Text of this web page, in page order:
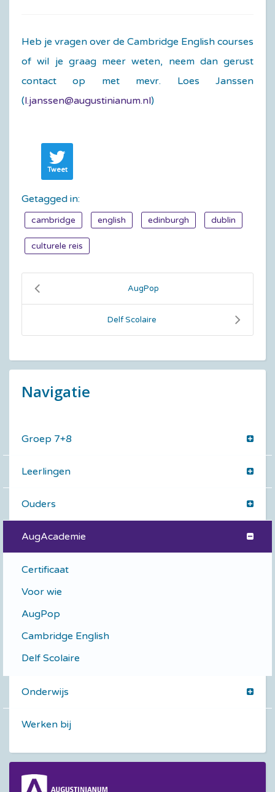
Heb je vragen over de Cambridge English courses
of wil je graag meer weten, neem dan gerust
contact op met mevr. Loes Janssen
(l.janssen@augustinianum.nl)
Tweet
Getagged in:
cambridge english edinburgh dublin
culturele reis
AugPop
Delf Scolaire
Navigatie
Groep 7+8
Leerlingen
Ouders
AugAcademie
Certificaat
Voor wie
AugPop
Cambridge English
Delf Scolaire
Onderwijs
Werken bij